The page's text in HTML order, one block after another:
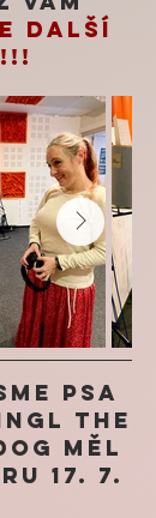
další
psa
The
měl
17. 7.